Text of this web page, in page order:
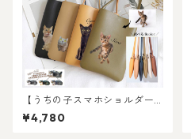
【うちの子スマホショルダー
バッグ】愛猫・愛犬・ペット
の お写真で 作る 完全 オーダ
¥4,780